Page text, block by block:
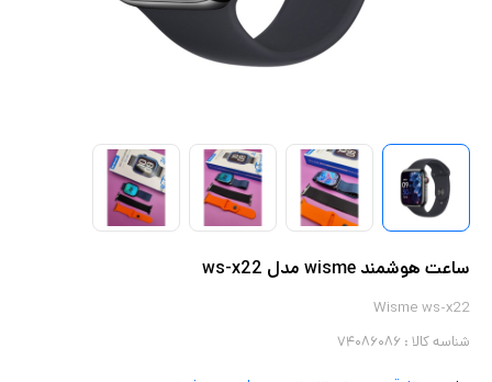
ساعت هوشمند wisme مدل ws-x22
Wisme ws-x22
شناسه کالا : ۷۴۰۸۶۰۸۶